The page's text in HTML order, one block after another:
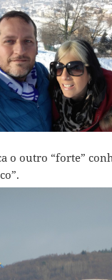
o outro “forte”